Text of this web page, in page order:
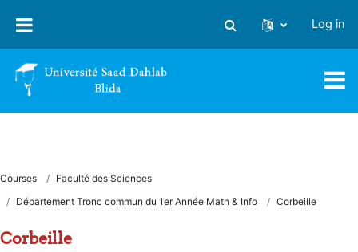
Toggle search input
Log in
Courses
Faculté des Sciences
Département Tronc commun du 1er Année Math & Info
Corbeille
Corbeille